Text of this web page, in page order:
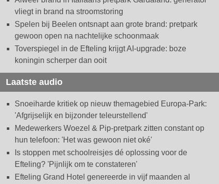
vliegt in brand na stroomstoring
Spelen bij Beelen ontsnapt aan grote brand: pretpark
gewoon open na nachtelijke schoonmaak
Toverspiegel in de Efteling krijgt AI-upgrade: boze
koningin scherper dan ooit
Laatste audio
Snoeiharde kritiek op nieuw themagebied Europa-Park:
'Afgrijselijk en bijzonder teleurstellend'
Medewerkers Woezel & Pip-pretpark zitten constant op
hun telefoon: 'Het was gewoon niet oké'
Is stoppen met schoolreisjes dé oplossing voor de
Efteling? 'Pijnlijk om te constateren'
Efteling Grand Hotel genereerde in vijf maanden al